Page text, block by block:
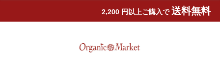
2,200 円以上ご購入で 送料無料